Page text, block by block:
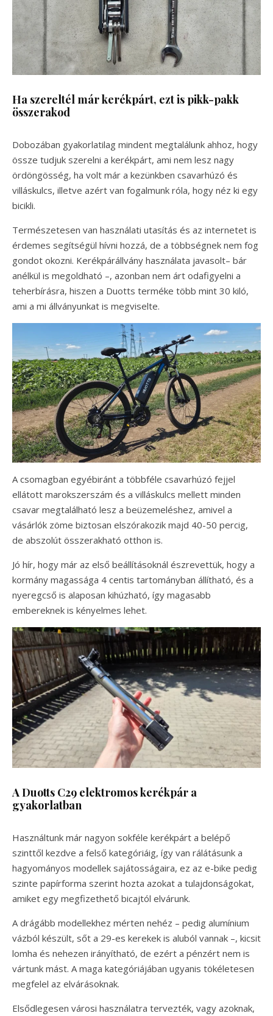
Ha szereltél már kerékpárt, ezt is pikk-pakk
összerakod
Dobozában gyakorlatilag mindent megtalálunk ahhoz, hogy
össze tudjuk szerelni a kerékpárt, ami nem lesz nagy
ördöngösség, ha volt már a kezünkben csavarhúzó és
villáskulcs, illetve azért van fogalmunk róla, hogy néz ki egy
bicikli.
Természetesen van használati utasítás és az internetet is
érdemes segítségül hívni hozzá, de a többségnek nem fog
gondot okozni. Kerékpárállvány használata javasolt– bár
anélkül is megoldható –, azonban nem árt odafigyelni a
teherbírásra, hiszen a Duotts terméke több mint 30 kiló,
ami a mi állványunkat is megviselte.
A csomagban egyébiránt a többféle csavarhúzó fejjel
ellátott marokszerszám és a villáskulcs mellett minden
csavar megtalálható lesz a beüzemeléshez, amivel a
vásárlók zöme biztosan elszórakozik majd 40-50 percig,
de abszolút összerakható otthon is.
Jó hír, hogy már az első beállításoknál észrevettük, hogy a
kormány magassága 4 centis tartományban állítható, és a
nyeregcső is alaposan kihúzható, így magasabb
embereknek is kényelmes lehet.
A Duotts C29 elektromos kerékpár a
gyakorlatban
Használtunk már nagyon sokféle kerékpárt a belépő
szinttől kezdve a felső kategóriáig, így van rálátásunk a
hagyományos modellek sajátosságaira, ez az e-bike pedig
szinte papírforma szerint hozta azokat a tulajdonságokat,
amiket egy megfizethető bicajtól elvárunk.
A drágább modellekhez mérten nehéz – pedig alumínium
vázból készült, sőt a 29-es kerekek is aluból vannak –, kicsit
lomha és nehezen irányítható, de ezért a pénzért nem is
vártunk mást. A maga kategóriájában ugyanis tökéletesen
megfelel az elvárásoknak.
Elsődlegesen városi használatra tervezték, vagy azoknak,